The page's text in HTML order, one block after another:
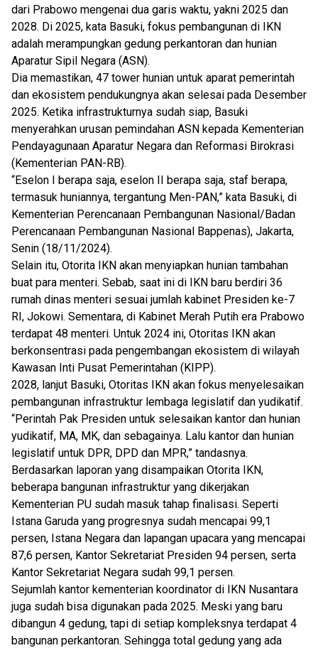
dari Prabowo mengenai dua garis waktu, yakni 2025 dan
2028. Di 2025, kata Basuki, fokus pembangunan di IKN
adalah merampungkan gedung perkantoran dan hunian
Aparatur Sipil Negara (ASN).
Dia memastikan, 47 tower hunian untuk aparat pemerintah
dan ekosistem pendukungnya akan selesai pada Desember
2025. Ketika infrastrukturnya sudah siap, Basuki
menyerahkan urusan pemindahan ASN kepada Kementerian
Pendayagunaan Aparatur Negara dan Reformasi Birokrasi
(Kementerian PAN-RB).
“Eselon I berapa saja, eselon II berapa saja, staf berapa,
termasuk huniannya, tergantung Men-PAN,” kata Basuki, di
Kementerian Perencanaan Pembangunan Nasional/Badan
Perencanaan Pembangunan Nasional Bappenas), Jakarta,
Senin (18/11/2024).
Selain itu, Otorita IKN akan menyiapkan hunian tambahan
buat para menteri. Sebab, saat ini di IKN baru berdiri 36
rumah dinas menteri sesuai jumlah kabinet Presiden ke-7
RI, Jokowi. Sementara, di Kabinet Merah Putih era Prabowo
terdapat 48 menteri. Untuk 2024 ini, Otoritas IKN akan
berkonsentrasi pada pengembangan ekosistem di wilayah
Kawasan Inti Pusat Pemerintahan (KIPP).
2028, lanjut Basuki, Otoritas IKN akan fokus menyelesaikan
pembangunan infrastruktur lembaga legislatif dan yudikatif.
“Perintah Pak Presiden untuk selesaikan kantor dan hunian
yudikatif, MA, MK, dan sebagainya. Lalu kantor dan hunian
legislatif untuk DPR, DPD dan MPR,” tandasnya.
Berdasarkan laporan yang disampaikan Otorita IKN,
beberapa bangunan infrastruktur yang dikerjakan
Kementerian PU sudah masuk tahap finalisasi. Seperti
Istana Garuda yang progresnya sudah mencapai 99,1
persen, Istana Negara dan lapangan upacara yang mencapai
87,6 persen, Kantor Sekretariat Presiden 94 persen, serta
Kantor Sekretariat Negara sudah 99,1 persen.
Sejumlah kantor kementerian koordinator di IKN Nusantara
juga sudah bisa digunakan pada 2025. Meski yang baru
dibangun 4 gedung, tapi di setiap kompleksnya terdapat 4
bangunan perkantoran. Sehingga total gedung yang ada